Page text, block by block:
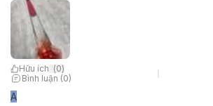
Hữu ích (0)
Bình luận (0)
A